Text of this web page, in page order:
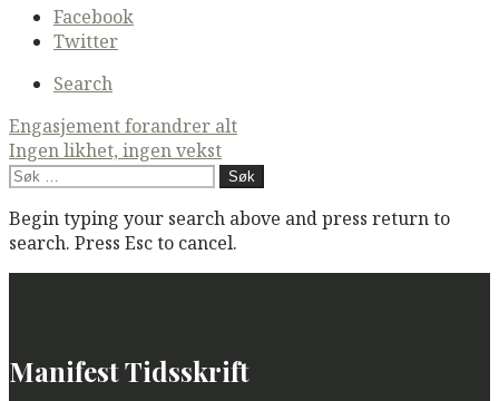
Secondary
navigation
Facebook
Twitter
Search
Post
navigation
Engasjement forandrer alt
Ingen likhet, ingen vekst
Søk
Begin typing your search above and press return to
search. Press Esc to cancel.
Manifest Tidsskrift